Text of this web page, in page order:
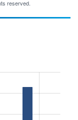
reserved.